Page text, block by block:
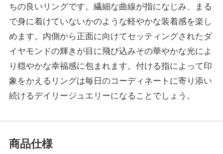
ちの良いリングです。繊細な曲線が指になじみ、まる
で身に着けていないかのような軽やかな装着感を楽し
めます。内側から正面に向けてセッティングされたダ
イヤモンドの輝きが目に飛び込みその華やかな光によ
り穏やかな幸福感に包まれます。付ける指によって印
象をかえるリングは毎日のコーディネートに寄り添い
続けるデイリージュエリーになることでしょう。